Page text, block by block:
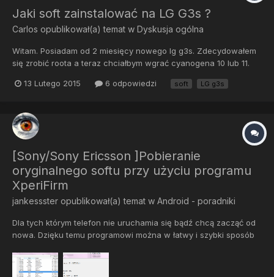
Jaki soft zainstalować na LG G3s ?
Carlos opublikował(a) temat w Dyskusja ogólna
Witam. Posiadam od 2 miesięcy nowego lg g3s. Zdecydowałem
się zrobić roota a teraz chciałbym wgrać cyanogena 10 lub 11.
13 Lutego 2015
6 odpowiedzi soft LG g3s
[Sony/Sony Ericsson ]Pobieranie
oryginalnego softu przy użyciu programu
XperiFirm
jankessster opublikował(a) temat w Android - poradniki
Dla tych którym telefon nie uruchamia się bądź chcą zacząć od
nowa. Dzięku temu programowi można w łatwy i szybki sposób
SONY oraz Sony Ericsson wymagania: + Windows XP SP2 albo
nowszy! (Windows 7 lub nowszy najlepiej!) + Microsoft .NET